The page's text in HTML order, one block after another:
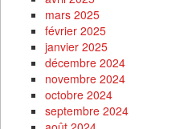
mars 2025
février 2025
janvier 2025
décembre 2024
novembre 2024
octobre 2024
septembre 2024